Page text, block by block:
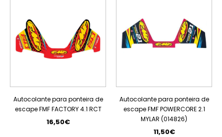
Autocolante para ponteira de
escape FMF FACTORY 4.1 RCT
16,50€
Autocolante para ponteira de
escape FMF POWERCORE 2.1
MYLAR (014826)
11,50€